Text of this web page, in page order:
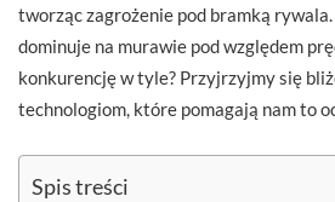
tworząc zagrożenie pod bramką
dominuje na murawie pod względem
konkurencję w tyle? Przyjrzyjmy się
technologiom, które pomagają nam to
Spis treści